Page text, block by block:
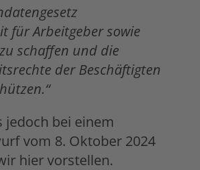
für Arbeitgeber sowie
schaffen und die
der Beschäftigten
jedoch bei einem
vom 8. Oktober 2024
hier vorstellen.